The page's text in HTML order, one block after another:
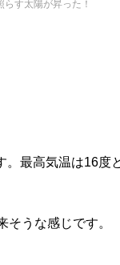
す太陽が昇った！
。最高気温は16度
うな感じです。